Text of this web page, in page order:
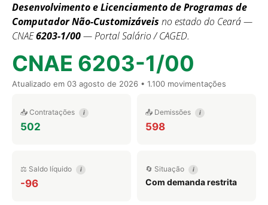
Desenvolvimento e Licenciamento de Programas de
Computador Não-Customizáveis no estado do Ceará —
CNAE6203-1/00— Portal Salário / CAGED.
CNAE 6203-1/00
Atualizado em 03 agosto de 2026 • 1.100 movimentações
📥 Contratações i
502
📤 Demissões i
598
⚖️ Saldo líquido i
-96
🔄 Situação i
Com demanda restrita